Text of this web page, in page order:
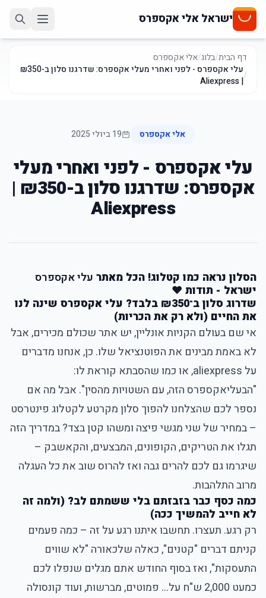
ישראל אלי אקספרס
דף הבית/בלוג/אלי אקספרס
/
עלי אקספרס - לפני ואחרי מעלי אקספרס: שדרגנו סלון ב-₪350
| Aliexpress
אלי אקספרס 19 ביולי 2025
עלי אקספרס - לפני ואחרי מעלי
אקספרס: שדרגנו סלון ב-₪350 |
Aliexpress
הסלון נראה כמו קטלוג! הכל מאתר עלי אקספרס
ישראל - תודות ♥
שדרוג סלון ב־₪350 בלבד? עלי אקספרס שינה לנו
את החיים (ולא רק את הכריות)
אי שם בעולם הקניות אונליין, יש אתר שכולם מכירים, אבל
לא באמת מבינים את הפוטנציאל שלו. כן, אנחנו מדברים
על aliexpress, או כמו שהסבתא קוראת לו:
"הבעליאקספרס הזה, עם השטויות מהסין". אבל מה אם
נספר לכם שהצלחנו להפוך סלון מקרטע לקטלוג פינטרסט
– במחיר של שני מגשי פיצה ומשהו קטן בצד? במדריך הזה
תגלו את הטריקים, הקופונים, המבצעים, והקאשבק –
שיגרמו גם לכם להרים גבה ואז להרוס שוב את כל העגלה
מרוב התלהבות.
כמה כסף כבר בזבזתם בלי ששמתם לב? (ולמה זה
לא חייב להמשיך ככה)
רק רגע. תעצרו. תחשבו איתנו רגע על זה – כמה פעמים
קניתם דברים "קטנים", כאלה שלכאורה "לא שווים
התעסקות", ואז בסוף החודש אתם מגלים שנפלו לכם
כמעט 2,000 ש"ח על… פמוטים, מברשות, ועוד קונסולה